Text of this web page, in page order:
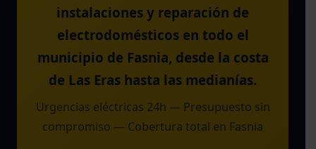
instalaciones y reparación de
electrodomésticos en todo el
municipio de Fasnia, desde la costa
de Las Eras hasta las medianías.
Urgencias eléctricas 24h — Presupuesto sin
compromiso — Cobertura total en Fasnia